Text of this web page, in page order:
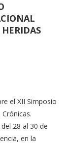
el XII Simposio
28 al 30 de
en la